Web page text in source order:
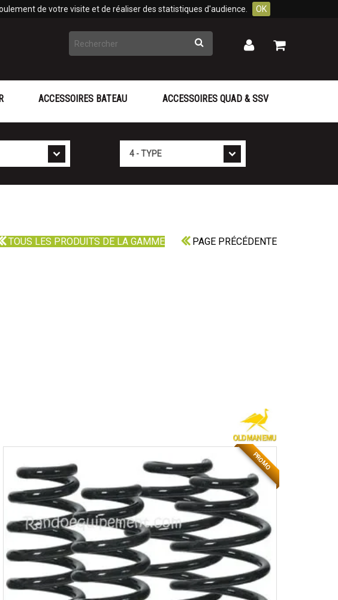
de votre visite et de réaliser des statistiques d'audience. OK
Rechercher Mon
Mon
ACCESSOIRES BATEAU ACCESSOIRES QUAD & SSV
TOUS LES PRODUITS DE LA GAMME PAGE PRÉCÉDENTE
PROMO